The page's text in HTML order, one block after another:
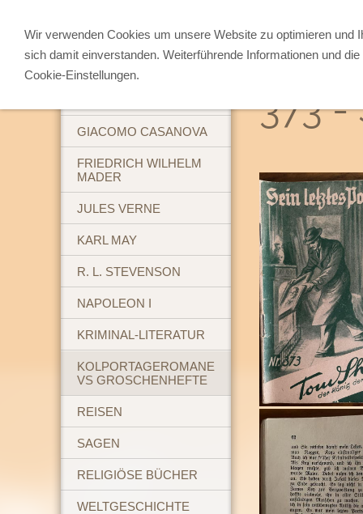
ABENTEUERBÜCHER
GIACOMO CASANOVA
FRIEDRICH WILHELM
MADER
JULES VERNE
KARL MAY
R. L. STEVENSON
NAPOLEON I
KRIMINAL-LITERATUR
KOLPORTAGEROMANE
VS GROSCHENHEFTE
REISEN
SAGEN
RELIGIÖSE BÜCHER
WELTGESCHICHTE
373 -
Wir verwenden Cookies um unsere Website zu optimieren und
sich damit einverstanden. Weiterführende Informationen und
Cookie-Einstellungen.